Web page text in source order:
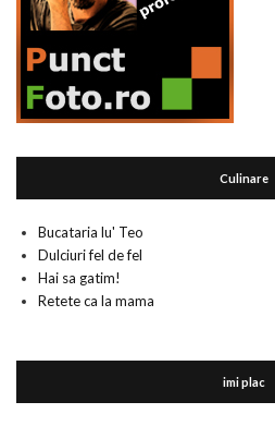
Culinare
Bucataria lu' Teo
Dulciuri fel de fel
Hai sa gatim!
Retete ca la mama
imi plac